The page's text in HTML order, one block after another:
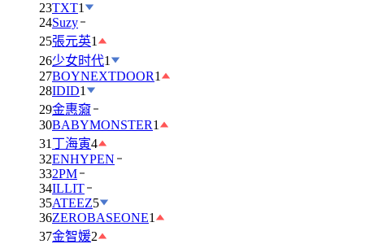
23TXT1
24Suzy
25張元英1
26少女时代1
27BOYNEXTDOOR1
28IDID1
29金惠奫
30BABYMONSTER1
31 丁海寅4
32ENHYPEN
332PM
34ILLIT
35ATEEZ5
36ZEROBASEONE1
37金智媛2